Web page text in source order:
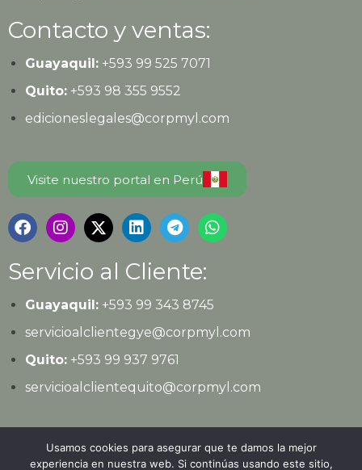
Contacto y ventas:
Guayaquil:+593 99 525 7071
Quito:+593 98 355 9552
edicioneslegales@corpmyl.com
Visite nuestro portal en Perú
Servicio al Cliente:
Guayaquil:+593 99 343 8745
servicioalclientegye@corpmyl.com
Quito:+593 99 937 9761
servicioalclientequito@corpmyl.com
Política de protección de datos personales
Usamos cookies para asegurar que te damos la mejor
experiencia en nuestra web. Si continúas usando este sitio,